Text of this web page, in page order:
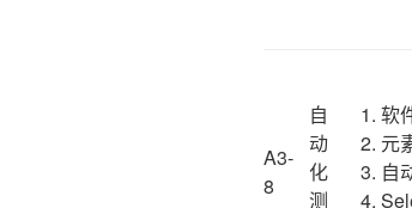
A3-
8
自
动
化
测
1. 软
2. 元
3. 自
4.